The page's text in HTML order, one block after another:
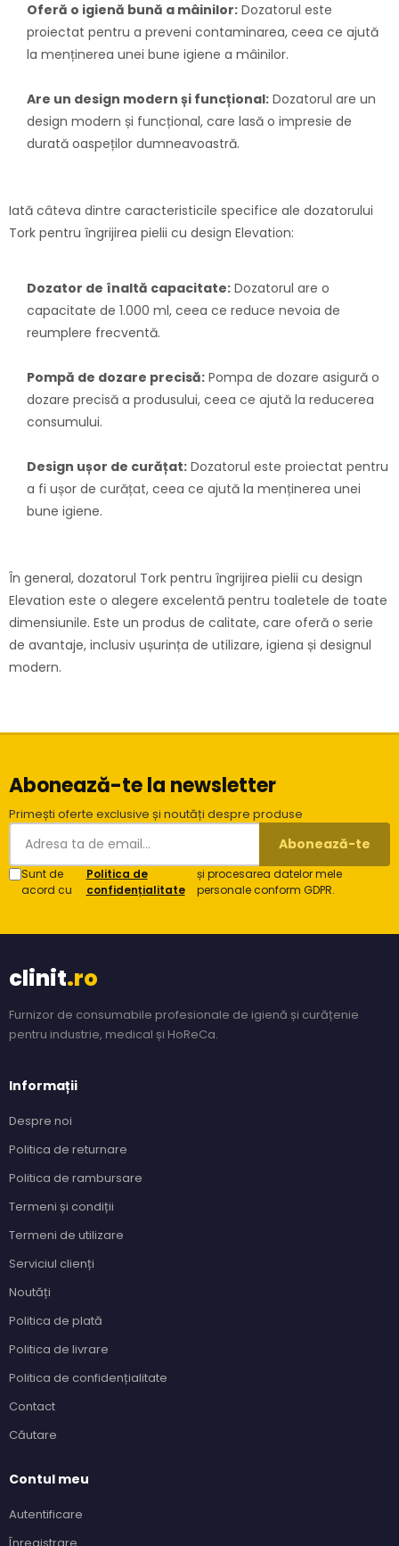
Oferă o igienă bună a mâinilor: Dozatorul este
proiectat pentru a preveni contaminarea, ceea ce ajută
la menținerea unei bune igiene a mâinilor.
Are un design modern și funcțional: Dozatorul are un
design modern și funcțional, care lasă o impresie de
durată oaspeților dumneavoastră.
Iată câteva dintre caracteristicile specifice ale dozatorului
Tork pentru îngrijirea pielii cu design Elevation:
Dozator de înaltă capacitate: Dozatorul are o
capacitate de 1.000 ml, ceea ce reduce nevoia de
reumplere frecventă.
Pompă de dozare precisă: Pompa de dozare asigură o
dozare precisă a produsului, ceea ce ajută la reducerea
consumului.
Design ușor de curățat: Dozatorul este proiectat pentru
a fi ușor de curățat, ceea ce ajută la menținerea unei
bune igiene.
În general, dozatorul Tork pentru îngrijirea pielii cu design
Elevation este o alegere excelentă pentru toaletele de toate
dimensiunile. Este un produs de calitate, care oferă o serie
de avantaje, inclusiv ușurința de utilizare, igiena și designul
modern.
Abonează-te la newsletter
Primești oferte exclusive și noutăți despre produse
Abonează-te
Sunt de
acord cu
Politica de
confidențialitate
și procesarea datelor mele
personale conform GDPR.
clinit.ro
Furnizor de consumabile profesionale de igienă și curățenie
pentru industrie, medical și HoReCa.
Informații
Despre noi
Politica de returnare
Politica de rambursare
Termeni și condiții
Termeni de utilizare
Serviciul clienți
Noutăți
Politica de plată
Politica de livrare
Politica de confidențialitate
Contact
Căutare
Contul meu
Autentificare